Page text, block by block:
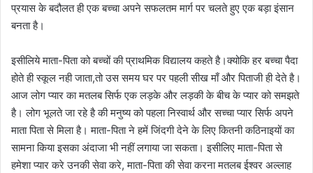
प्रयास के बदौलत ही एक बच्चा अपने सफलतम मार्ग पर चलते हुए एक बड़ा इंसान
बनता है।
इसीलिये माता-पिता को बच्चों की प्राथमिक विद्यालय कहते है।क्योकि हर बच्चा पैदा
होते ही स्कूल नही जाता,तो उस समय घर पर पहली सीख माँ और पिताजी ही देते है।
आज लोग प्यार का मतलब सिर्फ एक लड़के और लड़की के बीच के प्यार को समझते
है। लोग भूलते जा रहे है की मनुष्य को पहला निस्वार्थ और सच्चा प्यार सिर्फ अपने
माता पिता से मिला है। माता-पिता ने हमें जिंदगी देने के लिए कितनी कठिनाइयों का
सामना किया इसका अंदाजा भी नहीं लगाया जा सकता। इसीलिए माता-पिता से
हमेशा प्यार करे उनकी सेवा करे, माता-पिता की सेवा करना मतलब ईश्वर अल्लाह